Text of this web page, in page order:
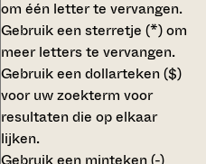
om één letter te vervangen.
Gebruik eensterretje (*)om
meer letters te vervangen.
Gebruik eendollarteken ($)
voor uw zoekterm voor
resultaten die op elkaar
lijken.
Gebruik een minteken (-)